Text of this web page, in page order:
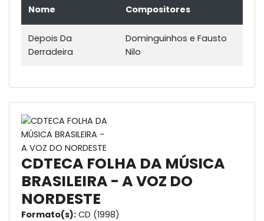
Nome Compositores
Depois Da
Derradeira
Dominguinhos e Fausto
Nilo
CDTECA FOLHA DA MÚSICA
BRASILEIRA - A VOZ DO
NORDESTE
Formato(s): CD (1998)